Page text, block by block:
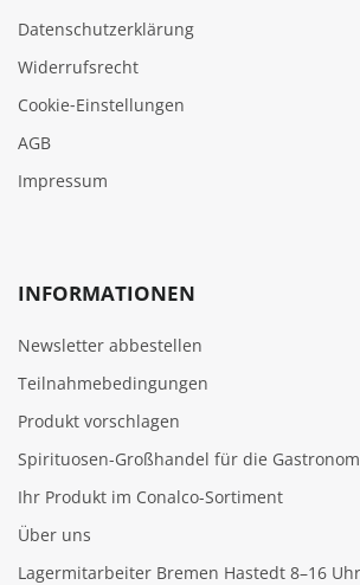
Datenschutzerklärung
Widerrufsrecht
Cookie‑Einstellungen
AGB
Impressum
INFORMATIONEN
Newsletter abbestellen
Teilnahmebedingungen
Produkt vorschlagen
Spirituosen-Großhandel für die
Ihr Produkt im Conalco-Sortiment
Über uns
Lagermitarbeiter Bremen Hastedt 8–16